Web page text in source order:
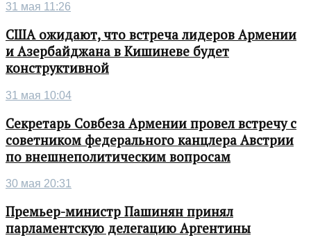
31 мая 11:26
США ожидают, что встреча лидеров Армении
и Азербайджана в Кишиневе будет
конструктивной
31 мая 10:04
Секретарь Совбеза Армении провел встречу с
советником федерального канцлера Австрии
по внешнеполитическим вопросам
30 мая 20:31
Премьер-министр Пашинян принял
парламентскую делегацию Аргентины